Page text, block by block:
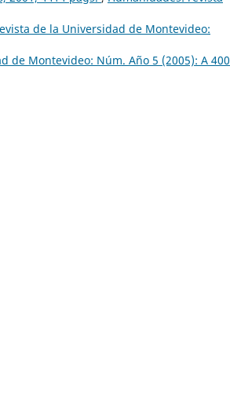
de la Universidad de Montevideo:
de Montevideo: Núm. Año 5 (2005): A 400